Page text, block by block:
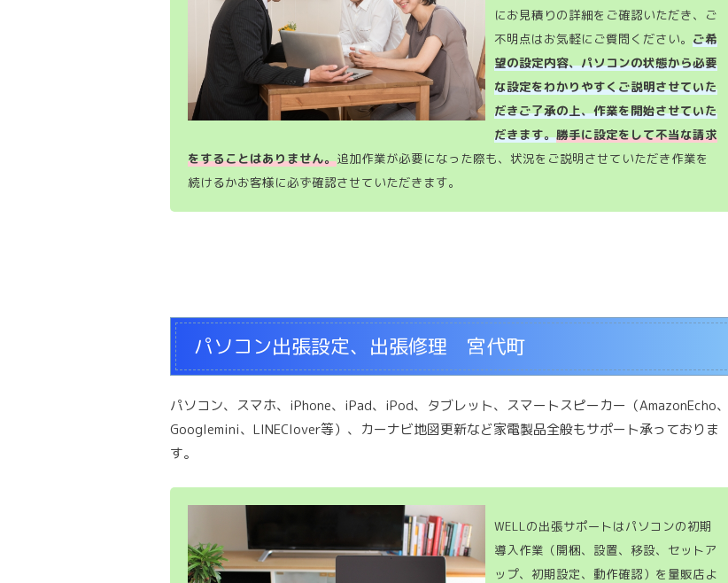
にお見積りの詳細をご確認いただき、ご
不明点はお気軽にご質問ください。 ご希
望の設定内容、パソコンの状態から必要
な設定をわかりやすくご説明させていた
だきご了承の上、作業を開始させていた
だきます。勝手に設定をして不当な請求
をすることはありません。追加作業が必要になった際も、状況をご説明させていただき作業を
続けるかお客様に必ず確認させていただきます。
パソコン出張設定、出張修理 宮代町
パソコン、スマホ、iPhone、iPad、iPod、タブレット、スマートスピーカー（AmazonEcho、
Googlemini、LINEClover等）、カーナビ地図更新など家電製品全般もサポート承っておりま
す。
WELLの出張サポートはパソコンの初期
導入作業（開梱、設置、移設、セットア
ップ、初期設定、動作確認）を量販店よ